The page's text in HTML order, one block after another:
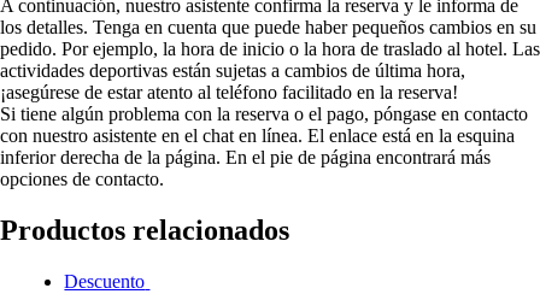
A continuación, nuestro asistente confirma la reserva y le informa de
los detalles. Tenga en cuenta que puede haber pequeños cambios en su
pedido. Por ejemplo, la hora de inicio o la hora de traslado al hotel. Las
actividades deportivas están sujetas a cambios de última hora,
¡asegúrese de estar atento al teléfono facilitado en la reserva!
Si tiene algún problema con la reserva o el pago, póngase en contacto
con nuestro asistente en el chat en línea. El enlace está en la esquina
inferior derecha de la página. En el pie de página encontrará más
opciones de contacto.
Productos relacionados
Descuento